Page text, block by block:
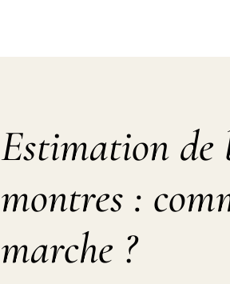
Estimation de
montres :
marche ?